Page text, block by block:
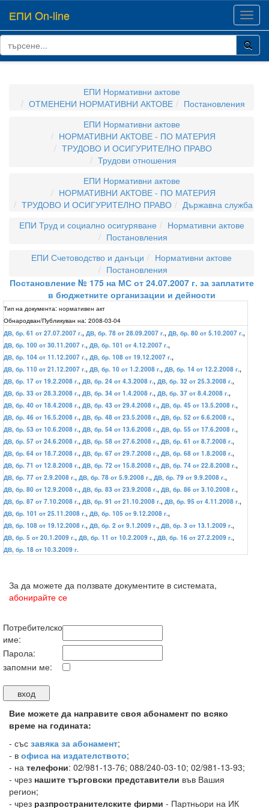
ЕПИ On-line
ЕПИ Нормативни актове
ОТМЕНЕНИ НОРМАТИВНИ АКТОВЕ
Постановления
ЕПИ Нормативни актове
НОРМАТИВНИ АКТОВЕ - ПО МАТЕРИЯ
ТРУДОВО И ОСИГУРИТЕЛНО ПРАВО
Трудови отношения
ЕПИ Нормативни актове
НОРМАТИВНИ АКТОВЕ - ПО МАТЕРИЯ
ТРУДОВО И ОСИГУРИТЕЛНО ПРАВО
Държавна служба
ЕПИ Труд и социално осигуряване
Нормативни актове
Постановления
ЕПИ Счетоводство и данъци
Нормативни актове
Постановления
Постановление № 175 на МС от 24.07.2007 г. за заплатите
в бюджетните организации и дейности
Тип на документа: нормативен акт
Обнародван/Публикуван на: 2008-03-04
ДВ, бр. 61 от 27.07.2007 г., ДВ, бр. 78 от 28.09.2007 г., ДВ, бр. 80 от 5.10.2007 г.,
ДВ, бр. 100 от 30.11.2007 г., ДВ, бр. 101 от 4.12.2007 г.,
ДВ, бр. 104 от 11.12.2007 г., ДВ, бр. 108 от 19.12.2007 г.,
ДВ, бр. 110 от 21.12.2007 г., ДВ, бр. 10 от 1.2.2008 г., ДВ, бр. 14 от 12.2.2008 г.,
ДВ, бр. 17 от 19.2.2008 г., ДВ, бр. 24 от 4.3.2008 г., ДВ, бр. 32 от 25.3.2008 г.,
ДВ, бр. 33 от 28.3.2008 г., ДВ, бр. 34 от 1.4.2008 г., ДВ, бр. 37 от 8.4.2008 г.,
ДВ, бр. 40 от 18.4.2008 г., ДВ, бр. 43 от 29.4.2008 г., ДВ, бр. 45 от 13.5.2008 г.,
ДВ, бр. 46 от 16.5.2008 г., ДВ, бр. 48 от 23.5.2008 г., ДВ, бр. 52 от 6.6.2008 г.,
ДВ, бр. 53 от 10.6.2008 г., ДВ, бр. 54 от 13.6.2008 г., ДВ, бр. 55 от 17.6.2008 г.,
ДВ, бр. 57 от 24.6.2008 г., ДВ, бр. 58 от 27.6.2008 г., ДВ, бр. 61 от 8.7.2008 г.,
ДВ, бр. 64 от 18.7.2008 г., ДВ, бр. 67 от 29.7.2008 г., ДВ, бр. 68 от 1.8.2008 г.,
ДВ, бр. 71 от 12.8.2008 г., ДВ, бр. 72 от 15.8.2008 г., ДВ, бр. 74 от 22.8.2008 г.,
ДВ, бр. 77 от 2.9.2008 г., ДВ, бр. 78 от 5.9.2008 г., ДВ, бр. 79 от 9.9.2008 г.,
ДВ, бр. 80 от 12.9.2008 г., ДВ, бр. 83 от 23.9.2008 г., ДВ, бр. 86 от 3.10.2008 г.,
ДВ, бр. 87 от 7.10.2008 г., ДВ, бр. 91 от 21.10.2008 г., ДВ, бр. 95 от 4.11.2008 г.,
ДВ, бр. 101 от 25.11.2008 г., ДВ, бр. 105 от 9.12.2008 г.,
ДВ, бр. 108 от 19.12.2008 г., ДВ, бр. 2 от 9.1.2009 г., ДВ, бр. 3 от 13.1.2009 г.,
ДВ, бр. 5 от 20.1.2009 г., ДВ, бр. 11 от 10.2.2009 г., ДВ, бр. 16 от 27.2.2009 г.,
ДВ, бр. 18 от 10.3.2009 г.
За да можете да ползвате документите в системата,
абонирайте се
Потребителско
име:
Парола:
запомни ме:
Вие можете да направите своя абонамент по всяко
време на годината:
- със завяка за абонамент;
- в офиса на издателството;
- на телефони: 02/981-13-76; 088/240-03-10; 02/981-13-93;
- чрез нашите търговски представители във Вашия
регион;
- чрез разпространителските фирми - Партньори на ИК